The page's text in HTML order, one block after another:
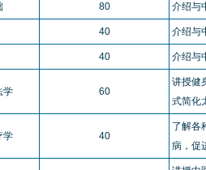
80 介绍与
40 介绍与
40 介绍与
学 60
讲授健
式简化
学 40
了解各
病，促